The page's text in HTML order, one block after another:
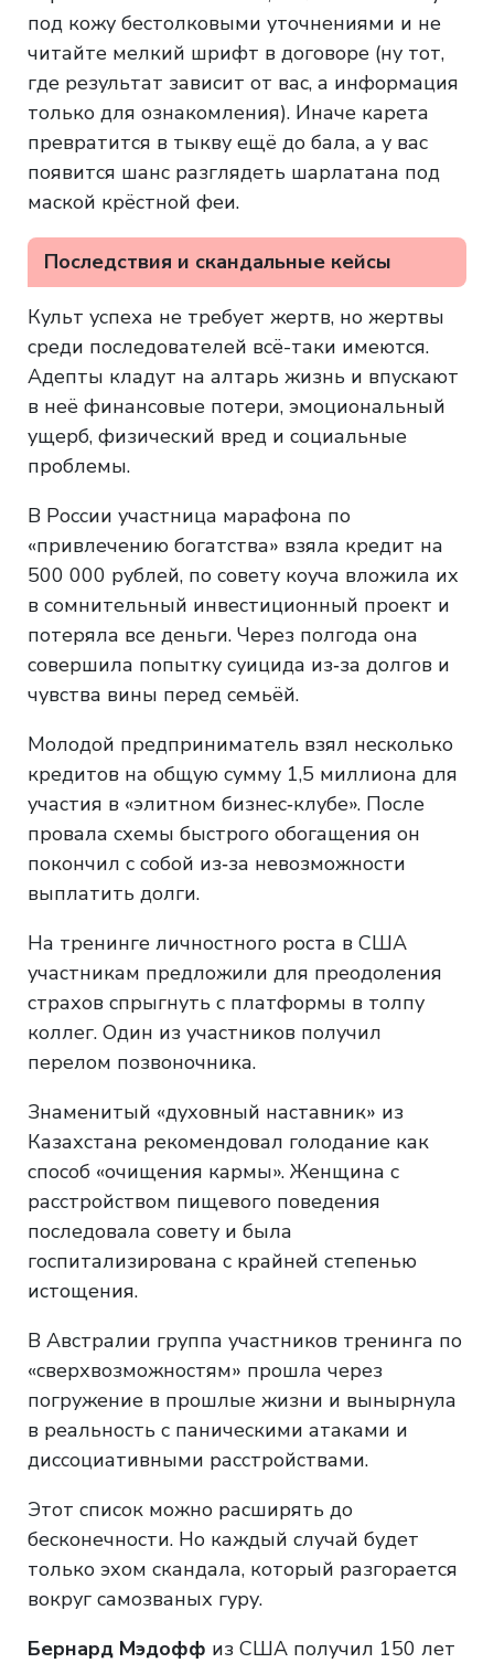
под кожу бестолковыми уточнениями и не
читайте мелкий шрифт в договоре (ну тот,
где результат зависит от вас, а информация
только для ознакомления). Иначе карета
превратится в тыкву ещё до бала, а у вас
появится шанс разглядеть шарлатана под
маской крёстной феи.
Последствия и скандальные кейсы
Культ успеха не требует жертв, но жертвы
среди последователей всё-таки имеются.
Адепты кладут на алтарь жизнь и впускают
в неё финансовые потери, эмоциональный
ущерб, физический вред и социальные
проблемы.
В России участница марафона по
«привлечению богатства» взяла кредит на
500 000 рублей, по совету коуча вложила их
в сомнительный инвестиционный проект и
потеряла все деньги. Через полгода она
совершила попытку суицида из‑за долгов и
чувства вины перед семьёй.
Молодой предприниматель взял несколько
кредитов на общую сумму 1,5 миллиона для
участия в «элитном бизнес‑клубе». После
провала схемы быстрого обогащения он
покончил с собой из‑за невозможности
выплатить долги.
На тренинге личностного роста в США
участникам предложили для преодоления
страхов спрыгнуть с платформы в толпу
коллег. Один из участников получил
перелом позвоночника.
Знаменитый «духовный наставник» из
Казахстана рекомендовал голодание как
способ «очищения кармы». Женщина с
расстройством пищевого поведения
последовала совету и была
госпитализирована с крайней степенью
истощения.
В Австралии группа участников тренинга по
«сверхвозможностям» прошла через
погружение в прошлые жизни и вынырнула
в реальность с паническими атаками и
диссоциативными расстройствами.
Этот список можно расширять до
бесконечности. Но каждый случай будет
только эхом скандала, который разгорается
вокруг самозваных гуру.
Бернард Мэдофф из США получил 150 лет